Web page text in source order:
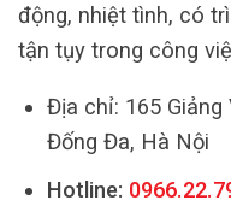
động, nhiệt tình, có
tận tụy trong công
Địa chỉ: 165 Giảng
Đống Đa, Hà Nội
Hotline: